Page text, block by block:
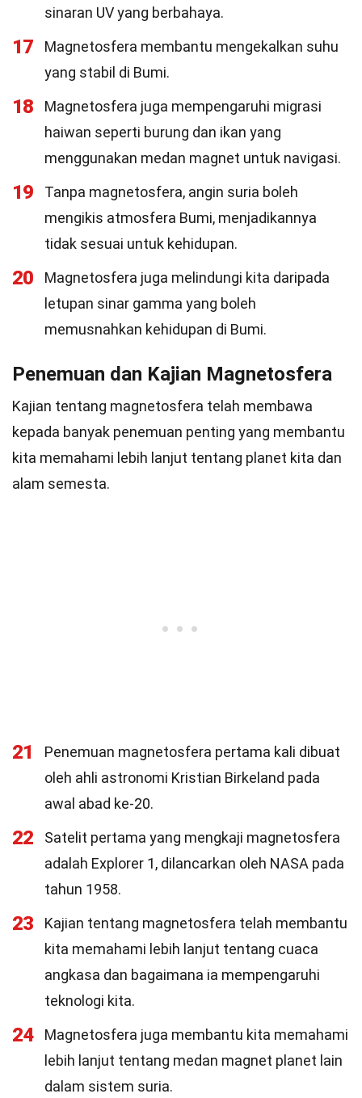
sinaran UV yang berbahaya.
17
Magnetosfera membantu mengekalkan suhu
yang stabil di Bumi.
18
Magnetosfera juga mempengaruhi migrasi
haiwan seperti burung dan ikan yang
menggunakan medan magnet untuk navigasi.
19
Tanpa magnetosfera, angin suria boleh
mengikis atmosfera Bumi, menjadikannya
tidak sesuai untuk kehidupan.
20
Magnetosfera juga melindungi kita daripada
letupan sinar gamma yang boleh
memusnahkan kehidupan di Bumi.
Penemuan dan Kajian Magnetosfera
Kajian tentang magnetosfera telah membawa
kepada banyak penemuan penting yang membantu
kita memahami lebih lanjut tentang planet kita dan
alam semesta.
21
Penemuan magnetosfera pertama kali dibuat
oleh ahli astronomi Kristian Birkeland pada
awal abad ke-20.
22
Satelit pertama yang mengkaji magnetosfera
adalah Explorer 1, dilancarkan oleh NASA pada
tahun 1958.
23
Kajian tentang magnetosfera telah membantu
kita memahami lebih lanjut tentang cuaca
angkasa dan bagaimana ia mempengaruhi
teknologi kita.
24
Magnetosfera juga membantu kita memahami
lebih lanjut tentang medan magnet planet lain
dalam sistem suria.